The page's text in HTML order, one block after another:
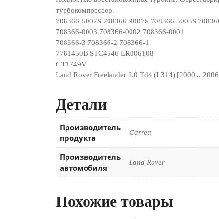
турбокомпрессор.
708366-5007S 708366-9007S 708366-5005S
708366-0003 708366-0002 708366-0001
708366-3 708366-2 708366-1
7781450B STC4546 LR006108
GT1749V
Land Rover Freelander 2.0 Td4 (L314) [2000 ..
Детали
Производитель
продукта
Garrett
Производитель
автомобиля
Land Rover
Похожие товары